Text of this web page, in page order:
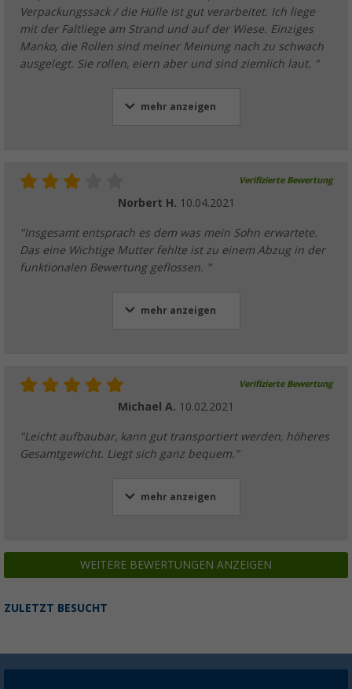
Verpackungssack / die Hülle ist gut verarbeitet. Ich liege
mit der Faltliege am Strand und auf der Wiese. Einziges
Manko, die Rollen sind meiner Meinung nach zu schwach
ausgelegt. Sie rollen, eiern aber und sind ziemlich laut. "
mehr anzeigen
Verifizierte Bewertung
Norbert H. 10.04.2021
"Insgesamt entsprach es dem was mein Sohn erwartete.
Das eine Wichtige Mutter fehlte ist zu einem Abzug in der
funktionalen Bewertung geflossen. "
mehr anzeigen
Verifizierte Bewertung
Michael A. 10.02.2021
"Leicht aufbaubar, kann gut transportiert werden, höheres
Gesamtgewicht. Liegt sich ganz bequem."
mehr anzeigen
WEITERE BEWERTUNGEN ANZEIGEN
ZULETZT BESUCHT